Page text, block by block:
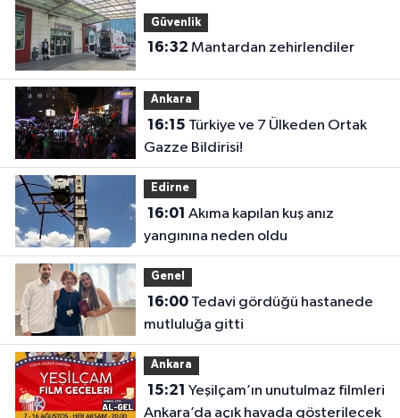
Güvenlik
16:32 Mantardan zehirlendiler
Ankara
16:15
Gazze Bildirisi!
Edirne
16:01
yangınına neden oldu
Genel
16:00Tedavi gördüğü hastanede
mutluluğa gitti
Ankara
15:21
Ankara’da açık havada gösterilecek